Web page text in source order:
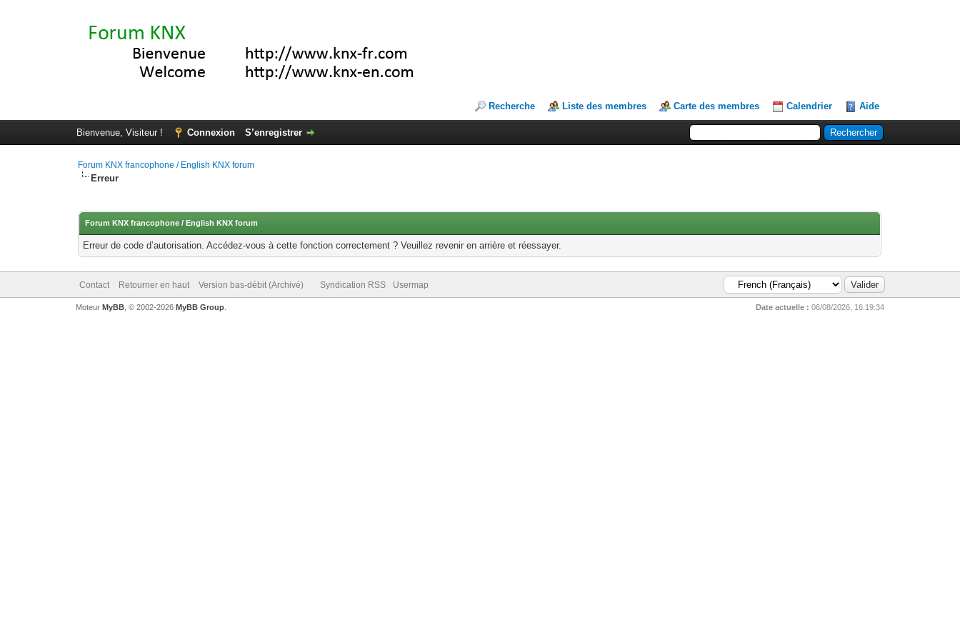
Recherche Liste des membres Carte des membres Calendrier Aide
Bienvenue, Visiteur ! Connexion S’enregistrer
Forum KNX francophone / English KNX forum
Erreur
Forum KNX francophone / English KNX forum
Erreur de code d’autorisation. Accédez-vous à cette fonction correctement ? Veuillez revenir en arrière et réessayer.
Contact Retourner en haut Version bas-débit (Archivé) Syndication RSS Usermap
Date actuelle : 06/08/2026, 16:19:34
Moteur MyBB, © 2002-2026 MyBB Group.